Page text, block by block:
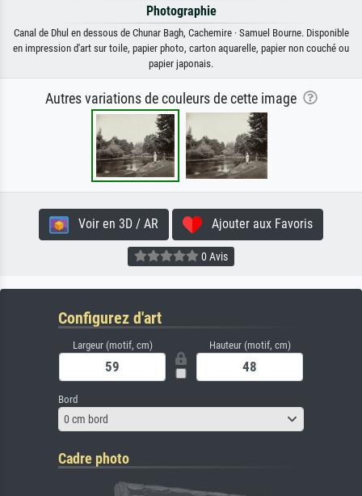
Photographie
Canal de Dhul en dessous de Chunar Bagh, Cachemire · Samuel Bourne. Disponible
en impression d'art sur toile, papier photo, carton aquarelle, papier non couché ou
papier japonais.
Autres variations de couleurs de cette image
Voir en 3D / AR Ajouter aux Favoris
0 Avis
Configurez d'art
Largeur (motif, cm) Hauteur (motif, cm)
Bord
0 cm bord
Cadre photo